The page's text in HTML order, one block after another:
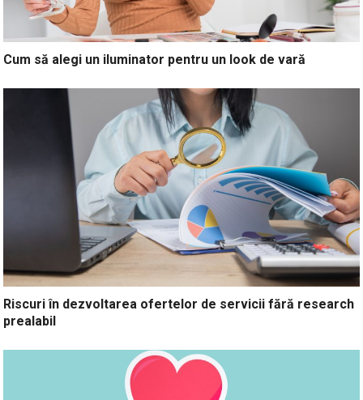
Cum să alegi un iluminator pentru un look de vară
Riscuri în dezvoltarea ofertelor de servicii fără research
prealabil